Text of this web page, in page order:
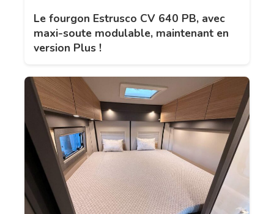
Le fourgon Estrusco CV 640 PB, avec
maxi-soute modulable, maintenant en
version Plus !